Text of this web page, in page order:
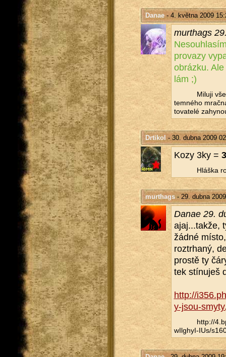
Danae- 4. května 2009
murthags
pro­va­zy
ob­ráz­ku.
lám ;)
Mi­lu­ji
tem­né­ho
to­va­te­lé
Drtikol - 30. dubna 2009
Kozy 3ky =
Hláš­ka
murthags- 29. dubna
Danae 29.
ajaj...​takže,
žádné
roz­tr­ha­ný,
pros­tě ty
tek stí­nu­ješ
http://​
y-jsou-
http://​
wIlghyI-IUs/​